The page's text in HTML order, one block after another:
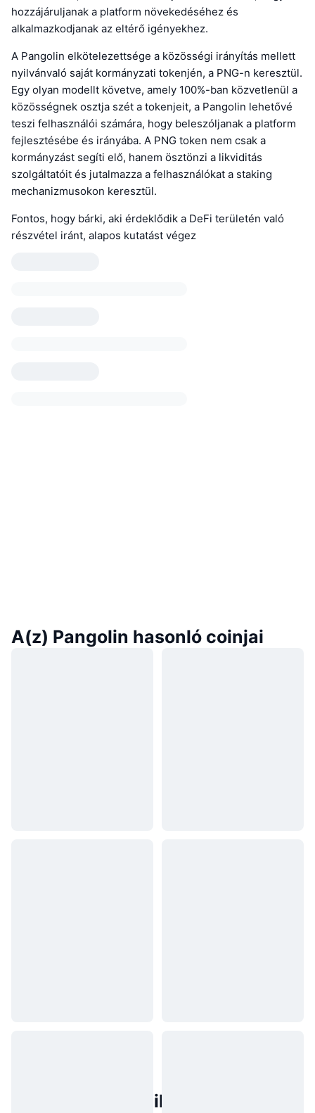
hozzájáruljanak a platform növekedéséhez és
alkalmazkodjanak az eltérő igényekhez.
A Pangolin elkötelezettsége a közösségi irányítás mellett
nyilvánvaló saját kormányzati tokenjén, a PNG-n keresztül.
Egy olyan modellt követve, amely 100%-ban közvetlenül a
közösségnek osztja szét a tokenjeit, a Pangolin lehetővé
teszi felhasználói számára, hogy beleszóljanak a platform
fejlesztésébe és irányába. A PNG token nem csak a
kormányzást segíti elő, hanem ösztönzi a likviditás
szolgáltatóit és jutalmazza a felhasználókat a staking
mechanizmusokon keresztül.
Fontos, hogy bárki, aki érdeklődik a DeFi területén való
részvétel iránt, alapos kutatást végez
A(z) Pangolin hasonló coinjai
Népszerű Való Világbeli Eszközök